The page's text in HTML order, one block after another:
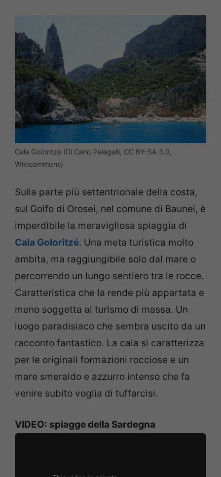
Cala Goloritzè (Di Carlo Pelagalli, CC BY-SA 3.0,
Wikicommons)
Sulla parte più settentrionale della costa,
sul Golfo di Orosei, nel comune di Baunei, è
imperdibile la meravigliosa spiaggia di
Cala Goloritzé. Una meta turistica molto
ambita, ma raggiungibile solo dal mare o
percorrendo un lungo sentiero tra le rocce.
Caratteristica che la rende più appartata e
meno soggetta al turismo di massa. Un
luogo paradisiaco che sembra uscito da un
racconto fantastico. La cala si caratterizza
per le originali formazioni rocciose e un
mare smeraldo e azzurro intenso che fa
venire subito voglia di tuffarcisi.
VIDEO: spiagge della Sardegna